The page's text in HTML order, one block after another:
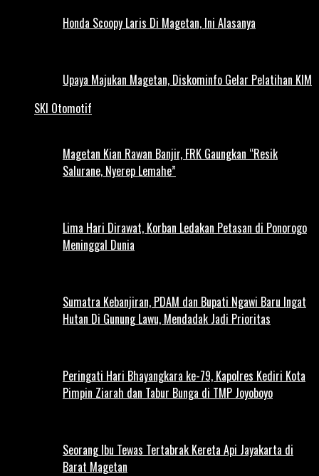
Honda Scoopy Laris Di Magetan, Ini Alasanya
Upaya Majukan Magetan, Diskominfo Gelar Pelatihan KIM
SKI Otomotif
Magetan Kian Rawan Banjir, FRK Gaungkan “Resik
Salurane, Nyerep Lemahe”
Lima Hari Dirawat, Korban Ledakan Petasan di Ponorogo
Meninggal Dunia
Sumatra Kebanjiran, PDAM dan Bupati Ngawi Baru Ingat
Hutan Di Gunung Lawu, Mendadak Jadi Prioritas
Peringati Hari Bhayangkara ke-79, Kapolres Kediri Kota
Pimpin Ziarah dan Tabur Bunga di TMP Joyoboyo
Seorang Ibu Tewas Tertabrak Kereta Api Jayakarta di
Barat Magetan